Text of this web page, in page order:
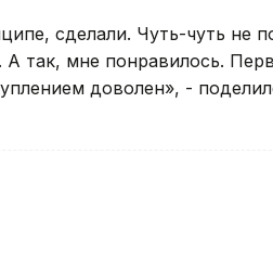
сделали. Чуть-чуть не
А так, мне понравилось.
доволен», -